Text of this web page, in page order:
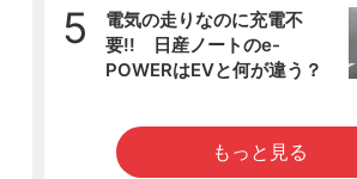
5
電気の走りなのに充電不
要!! 日産ノートのe-
POWERはEVと何が違う？
もっと見る